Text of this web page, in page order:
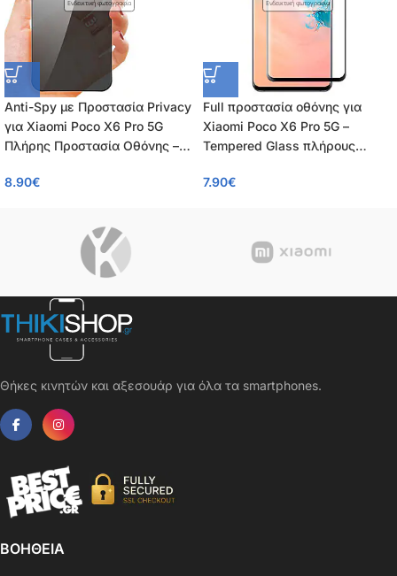
Ενδεικτική φωτογραφία
Anti-Spy με Προστασία Privacy
για Xiaomi Poco X6 Pro 5G
Πλήρης Προστασία Οθόνης –
100%, OEM, 0.26mm
8.90€
Ενδεικτική φωτογραφία
Full προστασία οθόνης για
Xiaomi Poco X6 Pro 5G –
Tempered Glass πλήρους
7.90€
Θήκες κινητών και αξεσουάρ για όλα τα smartphones.
ΒΟΗΘΕΙΑ